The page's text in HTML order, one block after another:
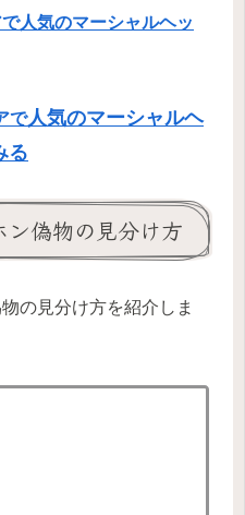
人気のマーシャルヘッ
で人気のマーシャルヘ
る
ン偽物の見分け方
の見分け方を紹介しま